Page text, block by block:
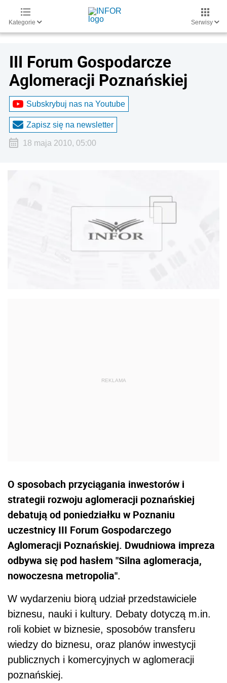
Kategorie Serwisy
III Forum Gospodarcze
Aglomeracji Poznańskiej
Subskrybuj nas na Youtube
Zapisz się na newsletter
18 maja 2010, 05:00
O sposobach przyciągania inwestorów i
strategii rozwoju aglomeracji poznańskiej
debatują od poniedziałku w Poznaniu
uczestnicy III Forum Gospodarczego
Aglomeracji Poznańskiej. Dwudniowa impreza
odbywa się pod hasłem "Silna aglomeracja,
nowoczesna metropolia".
W wydarzeniu biorą udział przedstawiciele
biznesu, nauki i kultury. Debaty dotyczą m.in.
roli kobiet w biznesie, sposobów transferu
wiedzy do biznesu, oraz planów inwestycji
publicznych i komercyjnych w aglomeracji
poznańskiej.